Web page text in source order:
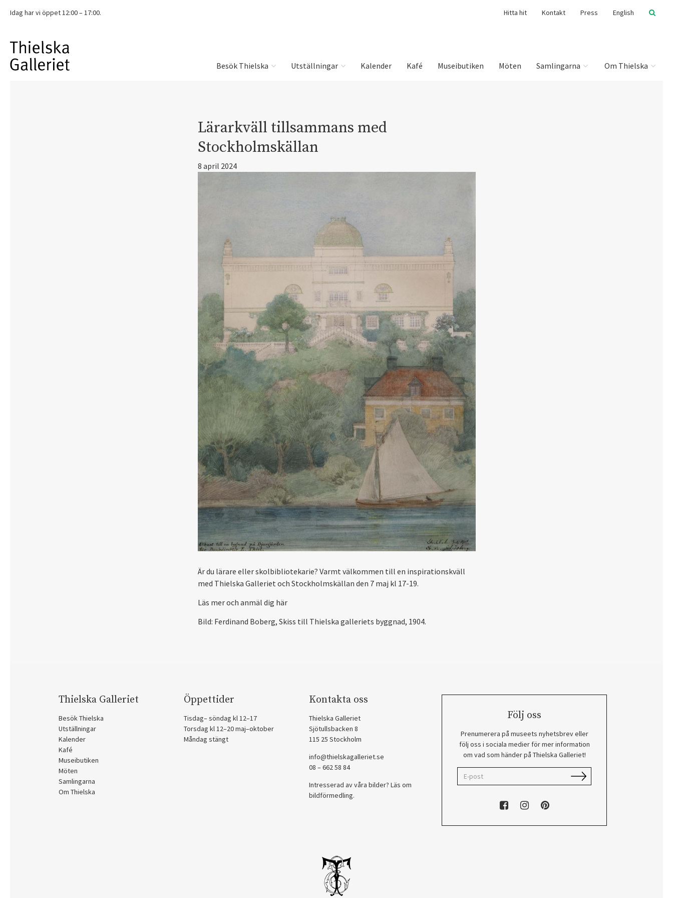
Idag har vi öppet 12:00 – 17:00. Hitta hit Kontakt Press English
Besök Thielska Utställningar Kalender Kafé Museibutiken Möten Samlingarna Om Thielska
Lärarkväll tillsammans med
Stockholmskällan
8 april 2024
Är du lärare eller skolbibliotekarie? Varmt välkommen till en inspirationskväll
med Thielska Galleriet och Stockholmskällan den 7 maj kl 17-19.
Läs mer och anmäl dig här
Bild: Ferdinand Boberg, Skiss till Thielska galleriets byggnad, 1904.
Thielska Galleriet
Besök Thielska
Utställningar
Kalender
Kafé
Museibutiken
Möten
Samlingarna
Om Thielska
Öppettider
Tisdag– söndag kl 12–17
Torsdag kl 12–20 maj–oktober
Måndag stängt
Kontakta oss
Thielska Galleriet
Sjötullsbacken 8
115 25 Stockholm
info@thielskagalleriet.se
08 – 662 58 84
Intresserad av våra bilder? Läs om
bildförmedling.
Följ oss
Prenumerera på museets nyhetsbrev eller
följ oss i sociala medier för mer information
om vad som händer på Thielska Galleriet!